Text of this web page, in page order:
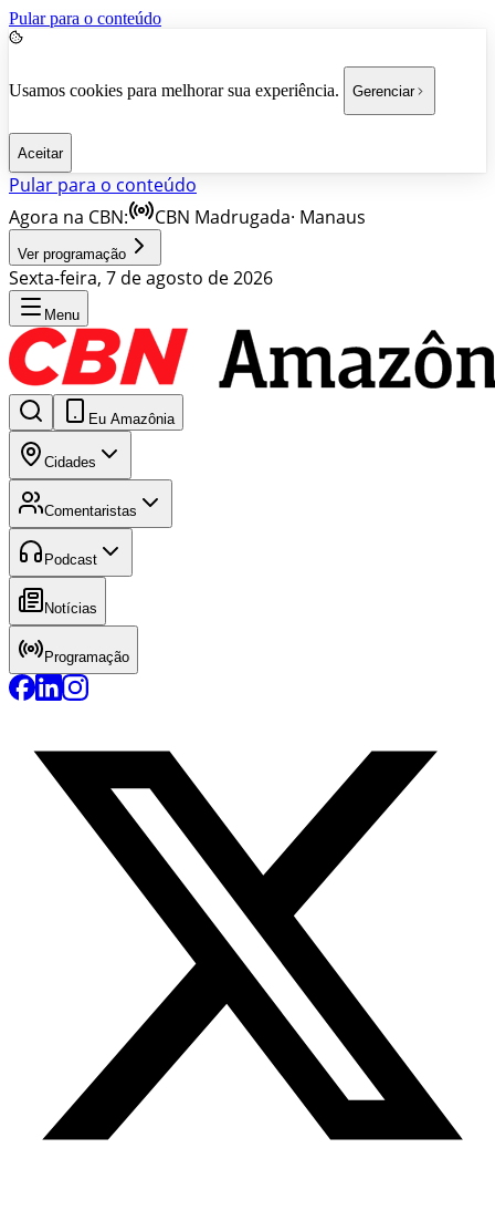
Pular para o conteúdo
Usamos cookies para melhorar sua experiência. Gerenciar
Aceitar
Pular para o conteúdo
Agora na CBN:
CBN Madrugada· Manaus
Ver programação
Sexta-feira, 7 de agosto de 2026
Menu
Eu Amazônia
Cidades
Comentaristas
Podcast
Notícias
Programação